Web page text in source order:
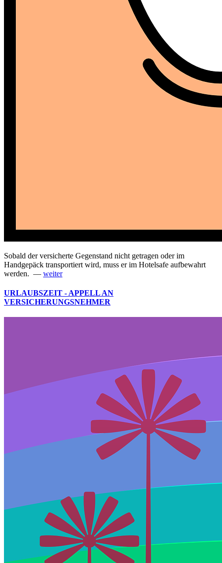
Sobald der versicherte Gegenstand nicht getragen oder im
Handgepäck transportiert wird, muss er im Hotelsafe aufbewahrt
werden. — weiter
URLAUBSZEIT - APPELL AN
VERSICHERUNGSNEHMER